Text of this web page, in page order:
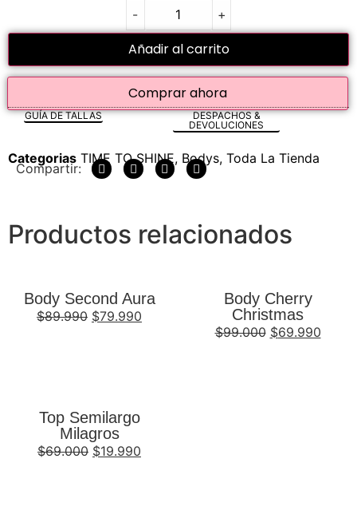
- +
Añadir al carrito
Comprar ahora
GUÍA DE TALLAS
DESPACHOS &
DEVOLUCIONES
Categorias TIME TO SHINE, Bodys, Toda La Tienda
Compartir:
Productos relacionados
Body Second Aura
$89.990 $79.990
Body Cherry
Christmas
$99.000 $69.990
Top Semilargo
Milagros
$69.000 $19.990